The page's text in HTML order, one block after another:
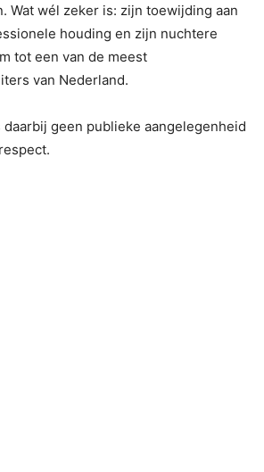
Wat wél zeker is: zijn toewijding aan
houding en zijn nuchtere
tot een van de meest
van Nederland.
geen publieke aangelegenheid